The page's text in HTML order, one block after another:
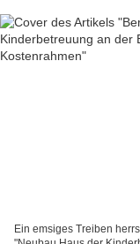
Ein emsiges Treiben